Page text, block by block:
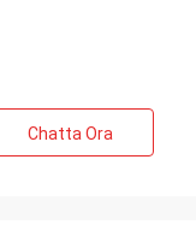
Chatta Ora